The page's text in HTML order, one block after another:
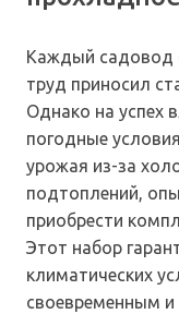
Каждый садовод
труд приносил
Однако на успех
погодные
урожая из-за
подтоплений,
приобрести
Этот набор
климатических
своевременным